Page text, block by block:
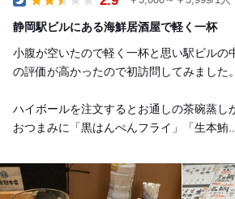
静岡駅ビルにある海鮮居酒屋で軽く一杯
小腹が空いたので軽く一杯と思い駅ビルの
の評価が高かったので初訪問してみました。
ハイボールを注文するとお通しの茶碗蒸し
おつまみに「黒はんぺんフライ」「生本鮪...